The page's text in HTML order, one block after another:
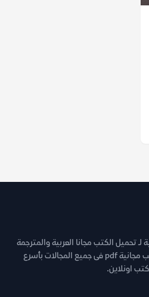
تحميل الكتب مجانا العربية والمترجمة
والروايات والقصص وغيرها من كتب مجانية pdf فى جميع المجالات بأسرع
اونلاين.